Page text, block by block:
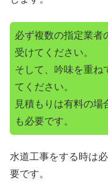
必ず複数の指定業者
受けてください。
そして、吟味を重ね
てください。
見積もりは有料の場
も必要です。
水道工事をする時は
要です。